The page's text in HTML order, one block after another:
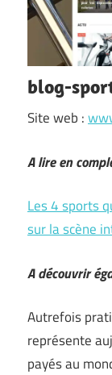
blog-
Site web :
A lire en
Les 4 sports
sur la scène
A découvrir
Autrefois
représente
payés au